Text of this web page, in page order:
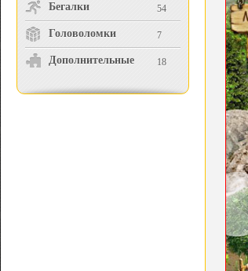
Бегалки 54
Головоломки 7
Дополнительные 18